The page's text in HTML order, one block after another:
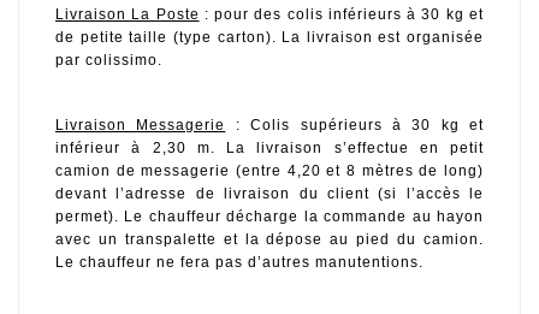
Livraison La Poste : pour des colis inférieurs à 30 kg et
de petite taille (type carton). La livraison est organisée
par colissimo.
Livraison Messagerie
: Colis supérieurs à 30 kg et
inférieur à 2,30 m. La livraison s’effectue en petit
camion de messagerie (entre 4,20 et 8 mètres de long)
devant l’adresse de livraison du client (si l’accès le
permet). Le chauffeur décharge la commande au hayon
avec un transpalette et la dépose au pied du camion.
Le chauffeur ne fera pas d’autres manutentions.